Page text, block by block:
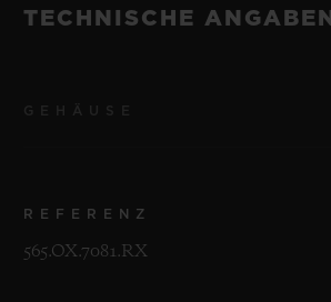
TECHNISCHE ANGABEN
REFERENZ
565.OX.7081.RX